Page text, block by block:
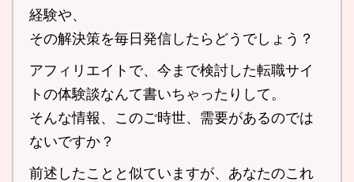
経験や、
その解決策を毎日発信したらどうでしょう？
アフィリエイトで、今まで検討した転職サイ
トの体験談なんて書いちゃったりして。
そんな情報、このご時世、需要があるのでは
ないですか？
前述したことと似ていますが、あなたのこれ